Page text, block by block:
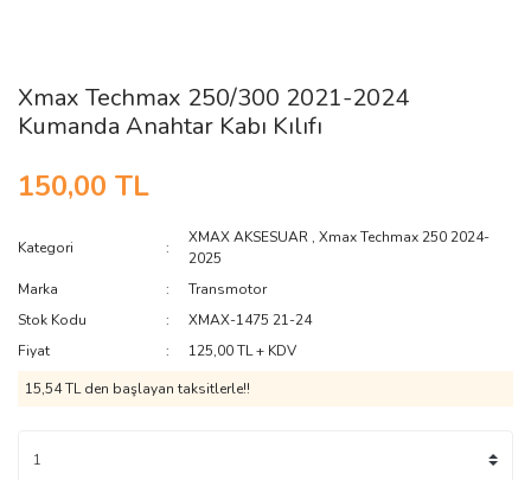
Xmax Techmax 250/300 2021-2024
Kumanda Anahtar Kabı Kılıfı
150,00 TL
Kategori
XMAX AKSESUAR ,Xmax Techmax 250 2024-
2025
Marka
Transmotor
Stok Kodu
XMAX-1475 21-24
Fiyat
125,00 TL + KDV
15,54 TL den başlayan taksitlerle!!